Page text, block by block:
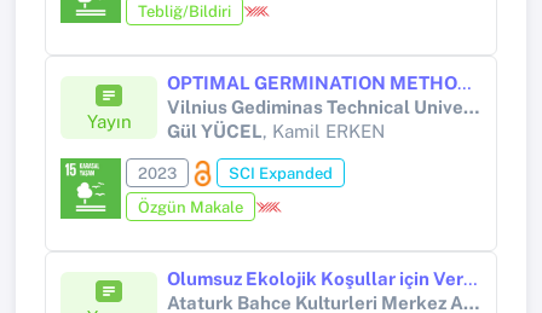
Tebliğ/Bildiri
Yayın
OPTIMAL GERMINATION METHODS, ORNAMENTAL PLANT FEATURES, AND EX SITU CONSERVATION OF ENDEMIC CAMPANULA GRANDIS FISCH & C.A. MEY
Vilnius Gediminas Technical University
Gül YÜCEL, Kamil ERKEN
2023
SCI Expanded
Özgün Makale
Olumsuz Ekolojik Koşullar için Verbascum bombyciferum Boiss.’un Generatif Üretimi, Morfolojik ve Fenolojik Özelliklerinin Tanımlanması ve Ex-Situ Korunması
Ataturk Bahce Kulturleri Merkez Arastirma Enstitusu Mudurlugu